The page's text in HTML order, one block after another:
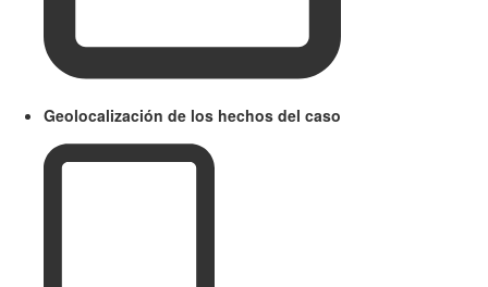
Geolocalización de los hechos del caso